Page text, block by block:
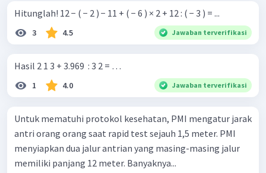
Hitunglah! 12 − ( − 2 ) − 11 + ( − 6 ) × 2 + 12 : ( − 3 ) = ...
3 4.5 Jawaban terverifikasi
Hasil 2 1 3 + 3.969 ​ : 3 2 = …
1 4.0 Jawaban terverifikasi
Untuk mematuhi protokol kesehatan, PMI mengatur jarak
antri orang orang saat rapid test sejauh 1,5 meter. PMI
menyiapkan dua jalur antrian yang masing-masing jalur
memiliki panjang 12 meter. Banyaknya...